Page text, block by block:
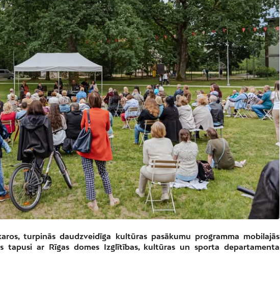
turpinās daudzveidīga kultūras pasākumu programma mobilajās
tapusi ar Rīgas domes Izglītības, kultūras un sporta departamenta